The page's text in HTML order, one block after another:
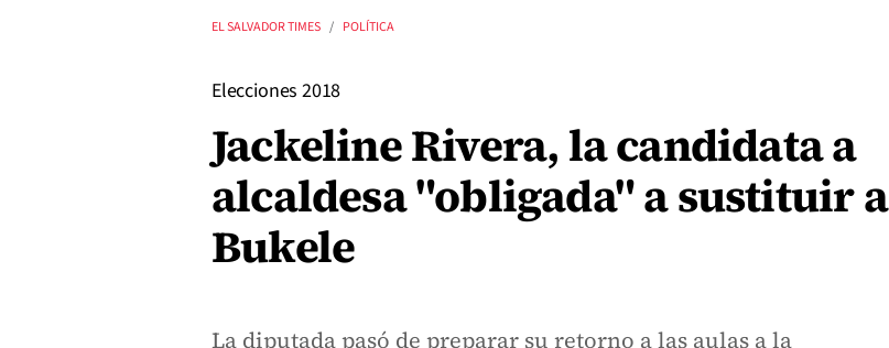
EL SALVADOR TIMES POLÍTICA
Elecciones 2018
Jackeline Rivera, la candidata a
alcaldesa "obligada" a sustituir a
Bukele
La diputada pasó de preparar su retorno a las aulas a la